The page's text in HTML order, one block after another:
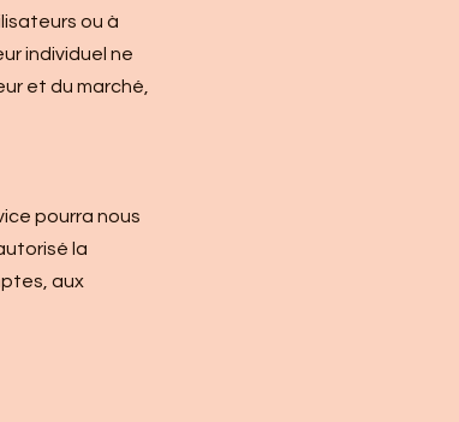
ou à
individuel ne
et du marché,
pourra nous
la
aux